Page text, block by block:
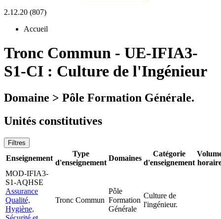
2.12.20 (807)
Accueil
Tronc Commun - UE-IFIA3-
S1-CI : Culture de l'Ingénieur
Domaine > Pôle Formation Générale.
Unités constitutives
Filtres
Enseignement
Type
d'enseignement
Domaines
Catégorie
d'enseignement
MOD-IFIA3-
S1-AQHSE
Assurance
Qualité,
Hygiène,
Tronc Commun
Pôle
Formation
Générale
Culture de
l'ingénieur.